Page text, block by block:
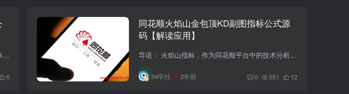
导语： 同花顺黄金眼指标是一种主图波段操作指标，结合了通道和均线的特点，可用于追涨逃顶等操作。本文将对黄金眼指标进行详细解析，并介绍如何利用其判断价格位置、多空力度等，从而提高交易...
6
同花顺火焰山金包顶KD副图指标公式源
码【解读应用】
导语： 火焰山指标，作为同花顺平台中的技术分析工具之一，具有较高的关注度。结合KD副图，可以更好地辅助投资者把握股市走势，识别买卖点，获取更好的投资机会。本文将详细解析火焰山指标和KD...
99学社 2年前 0 551 12